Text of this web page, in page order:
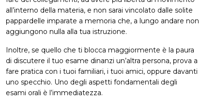
all’interno della materia, e non sarai vincolato dalle solite
pappardelle imparate a memoria che, a lungo andare non
aggiungono nulla alla tua istruzione.
Inoltre, se quello che ti blocca maggiormente è la paura
di discutere il tuo esame dinanzi un’altra persona, prova a
fare pratica con i tuoi familiari, i tuoi amici, oppure davanti
uno specchio. Uno degli aspetti fondamentali degli
esami orali è l’immediatezza.